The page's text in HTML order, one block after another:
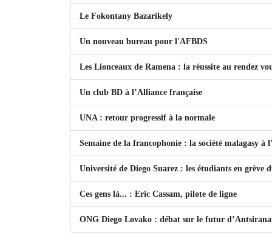
Le Fokontany Bazarikely
Un nouveau bureau pour l'AFBDS
Les Lionceaux de Ramena : la réussite au rendez
Un club BD à l’Alliance française
UNA : retour progressif à la normale
Semaine de la francophonie : la société malagasy à
Université de Diego Suarez : les étudiants en grève
Ces gens là... : Eric Cassam, pilote de ligne
ONG Diego Lovako : débat sur le futur